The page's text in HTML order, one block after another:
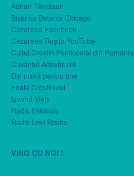
Adrian Tămăşan
Biserica Betania Chicago
Cezareea Facebook
Cezareea Reşiţa YouTube
Cultul Creştin Penticostal din România
Cuvântul Adevărului
Din inimă pentru tine
Foaia Creştinului
Izvorul Vieţii
Radio Ekklesia
Radio Levi Reşiţa
VINO CU NOI !